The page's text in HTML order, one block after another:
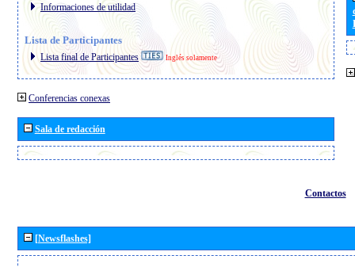
Informaciones de utilidad
Lista de Participantes
Lista final de Participantes Inglés solamente
Conferencias conexas
Sala de redacción
Contactos
[Newsflashes]